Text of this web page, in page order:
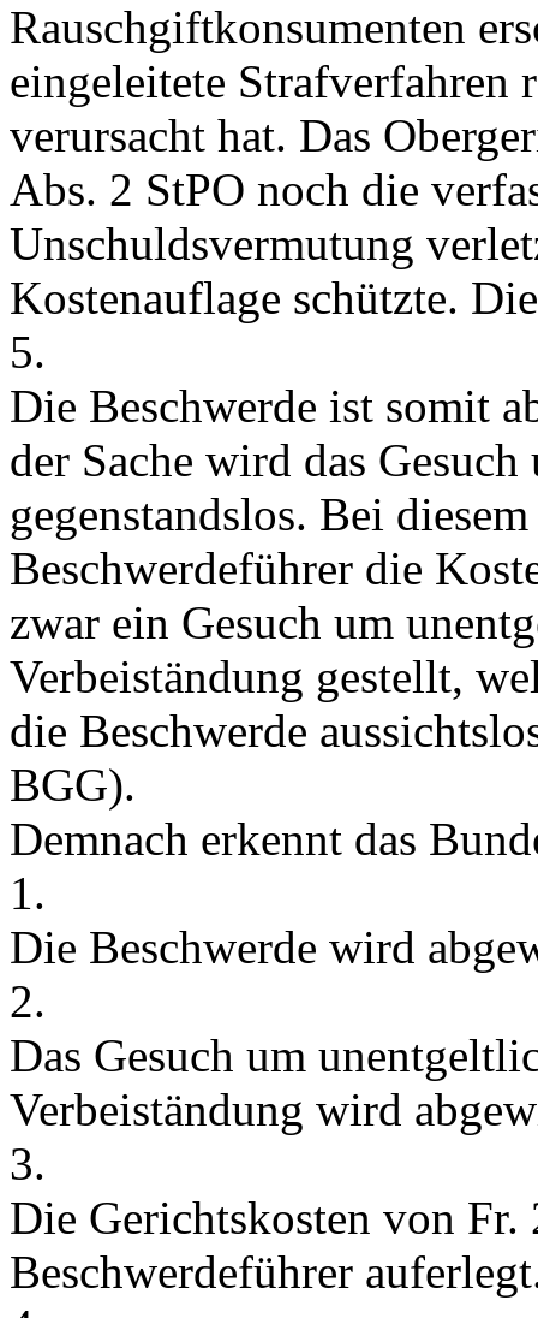
Rauschgiftkonsumenten
eingeleitete Strafverfahren
verursacht hat. Das
Abs. 2 StPO noch die
Unschuldsvermutung
Kostenauflage schützte.
5.
Die Beschwerde ist somit
der Sache wird das
gegenstandslos. Bei
Beschwerdeführer die
zwar ein Gesuch um
Verbeiständung gestellt,
die Beschwerde
BGG).
Demnach erkennt das
1.
Die Beschwerde wird
2.
Das Gesuch um
Verbeiständung wird
3.
Die Gerichtskosten von Fr.
Beschwerdeführer